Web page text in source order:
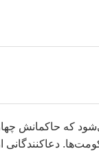
می‌شود که